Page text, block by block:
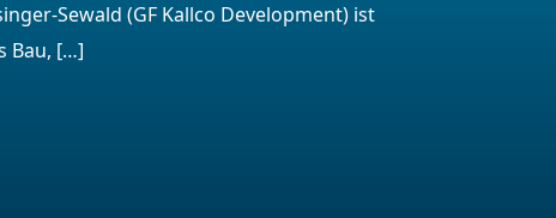
Sewald (GF Kallco Development) ist
Bau, […]